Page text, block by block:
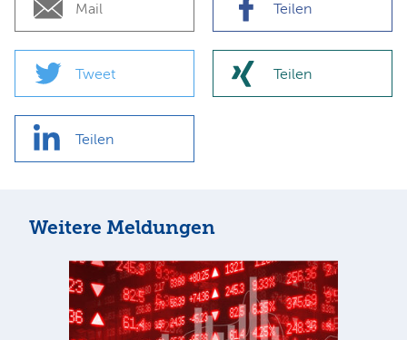
Mail Teilen
Tweet Teilen
Teilen
Weitere Meldungen